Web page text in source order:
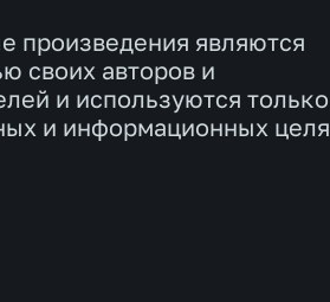
произведения являются
своих авторов и
и используются
и информационных